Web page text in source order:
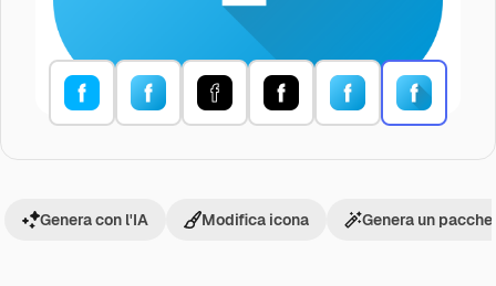
Genera con l'IA Modifica icona Genera un